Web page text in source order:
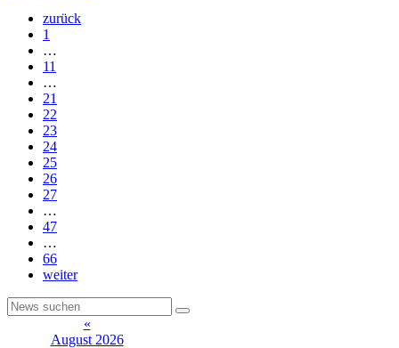
zurück
1
…
11
…
21
22
23
24
25
26
27
…
47
…
66
weiter
«
August 2026